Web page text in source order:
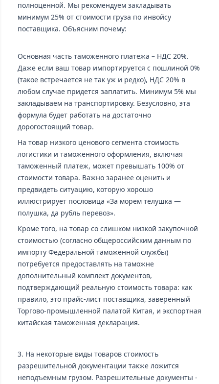
полноценной. Мы рекомендуем закладывать
минимум 25% от стоимости груза по инвойсу
поставщика. Объясним почему:
Основная часть таможенного платежа – НДС 20%.
Даже если ваш товар импортируется с пошлиной 0%
(такое встречается не так уж и редко), НДС 20% в
любом случае придется заплатить. Минимум 5% мы
закладываем на транспортировку. Безусловно, эта
формула будет работать на достаточно
дорогостоящий товар.
На товар низкого ценового сегмента стоимость
логистики и таможенного оформления, включая
таможенный платеж, может превышать 100% от
стоимости товара. Важно заранее оценить и
предвидеть ситуацию, которую хорошо
иллюстрирует пословица «За морем телушка —
полушка, да рубль перевоз».
Кроме того, на товар со слишком низкой закупочной
стоимостью (согласно общероссийским данным по
импорту Федеральной таможенной службы)
потребуется предоставлять на таможне
дополнительный комплект документов,
подтверждающий реальную стоимость товара: как
правило, это прайс-лист поставщика, заверенный
Торгово-промышленной палатой Китая, и экспортная
китайская таможенная декларация.
3. На некоторые виды товаров стоимость
разрешительной документации также ложится
неподъемным грузом. Разрешительные документы -